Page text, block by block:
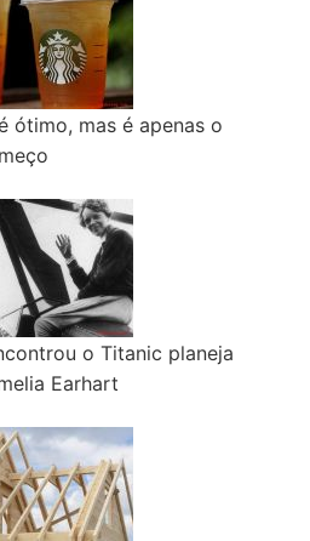
ótimo, mas é apenas o
o Titanic planeja
Earhart